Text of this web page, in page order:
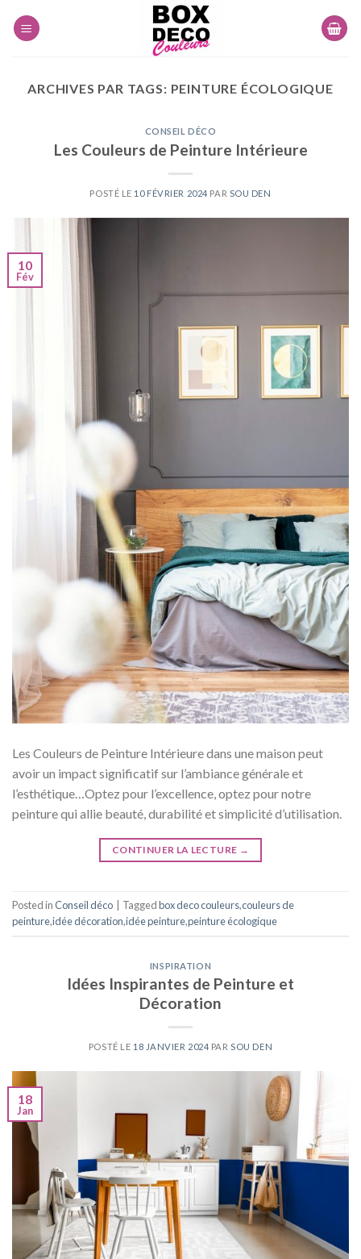
ARCHIVES PAR TAGS: PEINTURE ÉCOLOGIQUE
CONSEIL DÉCO
Les Couleurs de Peinture Intérieure
POSTÉ LE 10 FÉVRIER 2024 PAR SOU DEN
10
Fév
Les Couleurs de Peinture Intérieure dans une maison peut
avoir un impact significatif sur l’ambiance générale et
l’esthétique…Optez pour l’excellence, optez pour notre
peinture qui allie beauté, durabilité et simplicité d’utilisation.
CONTINUER LA LECTURE →
Posted inConseil déco Taggedbox deco couleurs,couleurs de
peinture,idée décoration,idée peinture,peinture écologique
INSPIRATION
Idées Inspirantes de Peinture et
Décoration
POSTÉ LE 18 JANVIER 2024 PARSOU DEN
18
Jan